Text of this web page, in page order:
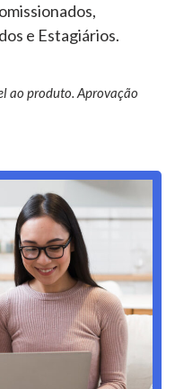
e Estagiários.
ao produto. Aprovação